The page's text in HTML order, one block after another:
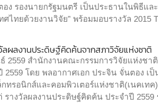
ง รองนายกรัฐมนตรี เป็นประธานในพิธีแล
ไทยด้วยงานวิจัย” พร้อมมอบรางวัล 2015
ลผลงานประดิษฐ์คิดค้นจากสภาวิจัยแห่งชาติ
2559 สำนักงานคณะกรรมการวิจัยแห่งชา
2559 โดย พลอากาศเอก ประจิน จั่นตอง
ทรอนิกส์และคอมพิวเตอร์แห่งชาติ(เนคเท
างวัลผลงานประดิษฐ์คิดค้น ประจำปี